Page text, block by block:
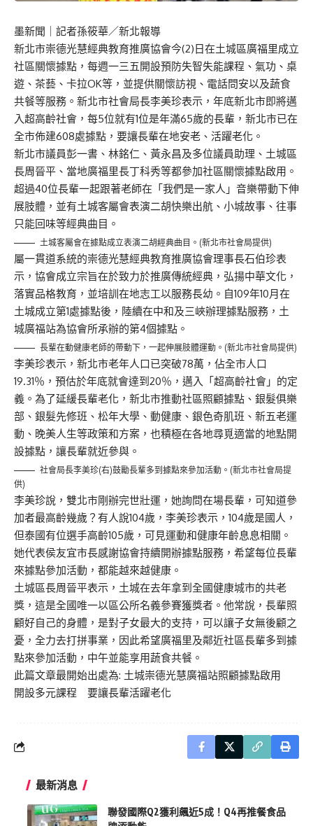
墨新聞 ｜記者孫筱華／新北報導
新北市崇德光慧經典教育推廣協會今(2)日在土城區廣福里成立
社區關懷據點，每週一三五開設預防失智失能課程、氣功、桌
遊、茶藝、卡拉OK等，並提供關懷訪視、電話問安以及蔬食
共餐等服務。新北市社會局長李美珍表示，年底新北市即將邁
入超高齡社會，每5位就有1位是年滿65歲的長輩，新北市已在
全市佈建608處據點，要讓長輩在地安老、活躍老化。
新北市議員彭一書、林銘仁、黃永昌及多位議員助理、土城區
長周晉平、當地廣福里長丁科秀等都參加社區關懷據點啟用。
超過40位長輩一起跟著老師在「我們是一家人」音樂帶動下伸
展肢體，並有土城客屬會表演二胡快樂出航、小城故事、往事
只能回味等經典曲目。
土城客屬會在據點成立表演二胡經典曲目。(新北市社會局提供)
屬一貫道系統的崇德光慧經典教育推廣協會理事長石伯珍表
示，協會成立宗旨在於致力於推廣傳統經典，弘揚中華文化，
落實品格教育，並培訓在地志工以服務長幼。自109年10月在
土城成立第1處據點後，陸續在中和及三峽辦理據點服務，土
城廣福站為協會所承辦的第4個據點。
長輩在動健康老師的帶動下，一起伸展肢體運動。(新北市社會局提供)
李美珍表示，新北市老年人口已突破78萬，佔全市人口
19.31％，預估於年底就會達到20％，邁入「超高齡社會」的定
義。為了延緩長輩老化，新北市推動社區照顧據點、銀髮俱樂
部、銀髮先修班、松年大學、動健康、銀色奇肌班、新五老運
動、晚美人生等政策和方案，也積極在各地尋覓適當的地點開
設據點，讓長輩就近參與。
社會局長李美珍(右)鼓勵長輩多到據點來參加活動。(新北市社會局提
供)
李美珍說，雙北市剛辦完世壯運，她詢問在場長輩，可知道參
加者最高齡幾歲？有人說104歲，李美珍表示，104歲是國人，
但泰國有位選手高齡105歲，可見運動和健康年齡息息相關。
她代表侯友宜市長感謝協會持續開辦據點服務，希望每位長輩
來據點參加活動，都能越來越健康。
土城區長周晉平表示，土城在去年拿到全國健康城市的共老
獎，這是全國唯一以區公所名義參賽獲獎者。他常說，長輩照
顧好自己的身體，是對子女最大的支持，可以讓子女無後顧之
憂，全力去打拼事業，因此希望廣福里及鄰近社區長輩多到據
點來參加活動，中午並能享用蔬食共餐。
此篇文章最開始出處為: 土城崇德光慧廣福站照顧據點啟用
開設多元課程 要讓長輩活躍老化
最新消息
聯發國際Q2獲利飆近5成！Q4再推餐食品